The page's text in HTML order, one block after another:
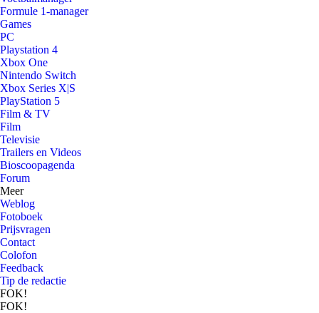
Formule 1-manager
Games
PC
Playstation 4
Xbox One
Nintendo Switch
Xbox Series X|S
PlayStation 5
Film & TV
Film
Televisie
Trailers en Videos
Bioscoopagenda
Forum
Meer
Weblog
Fotoboek
Prijsvragen
Contact
Colofon
Feedback
Tip de redactie
FOK!
FOK!